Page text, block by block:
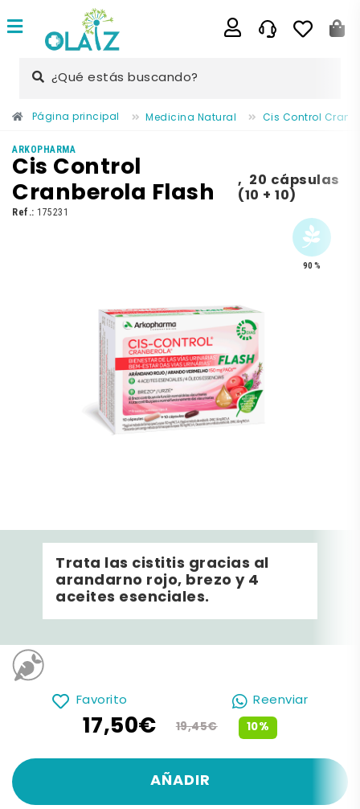
¿Qué estás buscando?
Página principal Medicina Natural Cis Control
ARKOPHARMA
Cis Control
Cranberola Flash , 20 cápsulas
(10 + 10)
Ref.: 175231
90 %
Trata las cistitis gracias al
arandarno rojo, brezo y 4
aceites esenciales.
Favorito Reenviar
10%
17,50€ 19,45€
AÑADIR